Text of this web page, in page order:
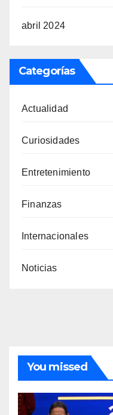
abril 2024
Categorías
Actualidad
Curiosidades
Entretenimiento
Finanzas
Internacionales
Noticias
You missed